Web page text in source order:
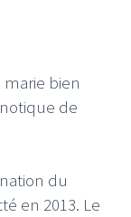
marie bien
de
du
en 2013. Le